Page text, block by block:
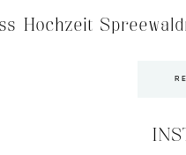
Hochzeit